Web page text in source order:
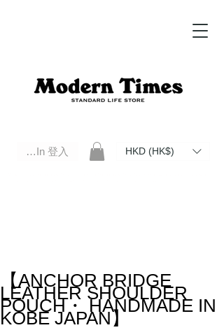
Log In 登入 HKD (HK$)
【ANCHOR BRIDGE
LEATHER SHOULDER
POUCH・ HANDMADE IN
KOBE JAPAN】